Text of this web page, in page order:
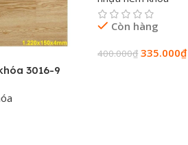
3016-9
Còn hàng
400.000₫ 335.000₫